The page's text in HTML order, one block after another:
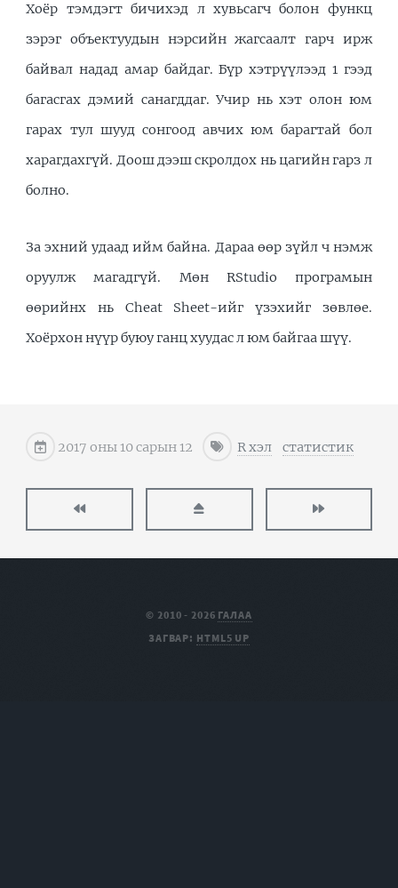
Хоёр тэмдэгт бичихэд л хувьсагч болон функц
зэрэг объектуудын нэрсийн жагсаалт гарч ирж
байвал надад амар байдаг. Бүр хэтрүүлээд 1 гээд
багасгах дэмий санагддаг. Учир нь хэт олон юм
гарах тул шууд сонгоод авчих юм барагтай бол
харагдахгүй. Доош дээш скролдох нь цагийн гарз л
болно.
За эхний удаад ийм байна. Дараа өөр зүйл ч нэмж
оруулж магадгүй. Мөн RStudio програмын
өөрийнх нь Cheat Sheet-ийг үзэхийг зөвлөе.
Хоёрхон нүүр буюу ганц хуудас л юм байгаа шүү.
2017 оны 10 сарын 12 R хэл статистик
© 2010 - 2026 ГАЛАА
ЗАГВАР: HTML5 UP